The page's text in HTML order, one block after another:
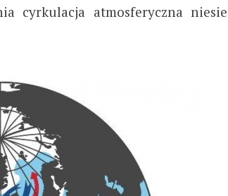
cyrkulacja atmosferyczna niesie